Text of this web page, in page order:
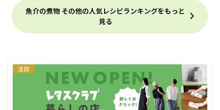
魚介の煮物 その他の人気レシピランキングをもっと
見る
注目